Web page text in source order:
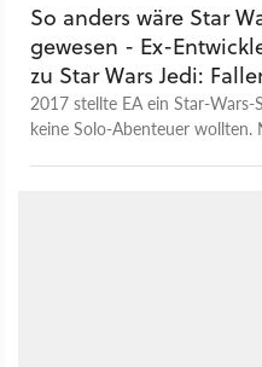
So anders wäre Star
gewesen - Ex-
zu Star Wars Jedi:
2017 stellte EA ein Star-Wars-
keine Solo-Abenteuer wollten.